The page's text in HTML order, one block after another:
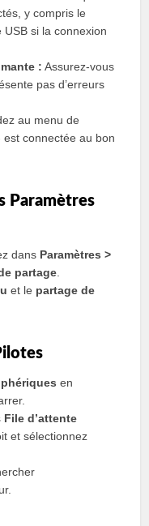
y compris le
USB si la connexion
: Assurez-vous
pas d’erreurs
au menu de
est connectée au bon
Paramètres
dans Paramètres >
partage
et le partage de
en
File d’attente
et sélectionnez